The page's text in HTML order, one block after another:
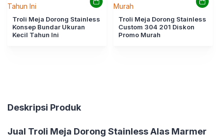
Troli Meja Dorong Stainless
Konsep Bundar Ukuran
Kecil Tahun Ini
Troli Meja Dorong Stainless
Custom 304 201 Diskon
Promo Murah
Deskripsi Produk
Jual Troli Meja Dorong Stainless Alas Marmer